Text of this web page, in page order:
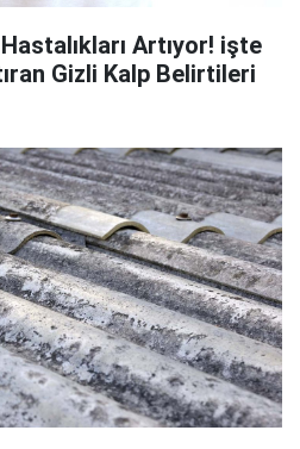
Artıyor! işte
Gizli Kalp Belirtileri